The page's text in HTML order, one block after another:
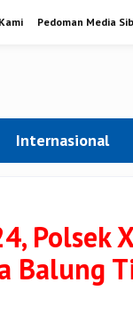
Pedoman Media
Internasional
Polsek
Balung